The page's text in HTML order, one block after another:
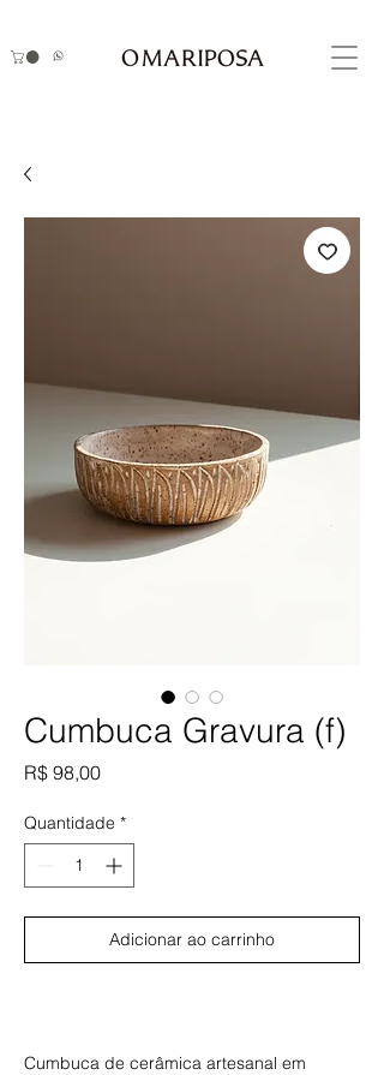
Cumbuca Gravura (f)
R$ 98,00Preço
Quantidade *
Adicionar ao carrinho
Cumbuca de cerâmica artesanal em